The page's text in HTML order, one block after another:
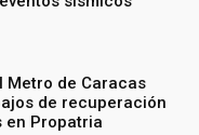
Metro de Caracas
de recuperación
en Propatria